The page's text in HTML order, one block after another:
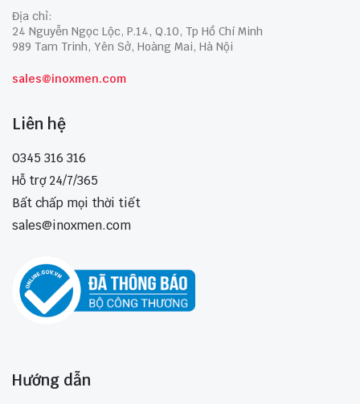
Địa chỉ:
24 Nguyễn Ngọc Lộc, P.14, Q.10, Tp Hồ Chí Minh
989 Tam Trinh, Yên Sở, Hoàng Mai, Hà Nội
sales@inoxmen.com
Liên hệ
0345 316 316
Hỗ trợ 24/7/365
Bất chấp mọi thời tiết
sales@inoxmen.com
Hướng dẫn